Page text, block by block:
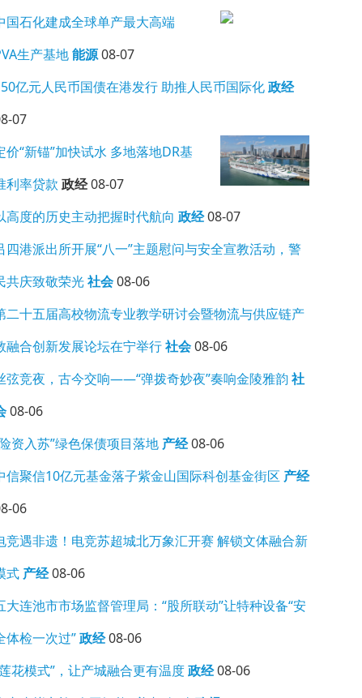
国石化建成全球单产最大高端
生产基地能源08-07
亿元人民币国债在港发行 助推人民币国际化政经
07
价“新锚”加快试水 多地落地DR基
利率贷款 政经08-07
高度的历史主动把握时代航向 政经08-07
四港派出所开展“八一”主题慰问与安全宣教活动，警
共庆致敬荣光社会08-06
二十五届高校物流专业教学研讨会暨物流与供应链产
融合创新发展论坛在宁举行社会08-06
弦竞夜，古今交响——“弹拨奇妙夜”奏响金陵雅韵 社
08-06
资入苏”绿色保债项目落地产经08-06
信聚信10亿元基金落子紫金山国际科创基金街区产经
06
竞遇非遗！电竞苏超城北万象汇开赛 解锁文体融合新
式产经08-06
大连池市市场监督管理局：“股所联动”让特种设备“安
体检一次过”政经08-06
花模式”，让产城融合更有温度政经08-06